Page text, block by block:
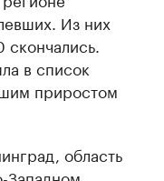
Из них
в список
приростом
область